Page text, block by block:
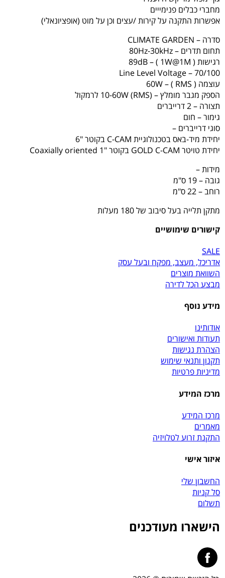
מחברי כבלים פנימייים
אפשרות התקנה על קירות /עצים וכן על מוט (אופציונאלי)
סדרה – CLIMATE GARDEN
תחום תדרים – 80Hz-30kHz
רגישות ( 89dB – ( 1W@1M
Line Level Voltage – 70/100
עוצמה ( 60W – ( RMS
הספק מגבר מומלץ – (10-60W (RMS לרמקול
תצורה – 2 דרייברים
גימור – חום
סוגי דרייברים –
יחידת מיד-באס בטכנולוגיית C-CAM בקוטר "6
יחידת טויטר GOLD C-CAM בקוטר "1 Coaxially oriented
מידות –
גובה – 19 ס"מ
רוחב – 22 ס"מ
מתקן תלייה בעל סיבוב של 180 מעלות
קישורים שימושיים
SALE
אדריכל, מעצב, מפקח ובעל עסק
השוואת מוצרים
מבצע הכל לדירה
מידע נוסף
אודותינו
תעודות ואישורים
הצהרת נגישות
תקנון ותנאי שימוש
מדיניות פרטיות
מרכז המידע
מרכז המידע
מאמרים
התקנת זרוע לטלויזיה
איזור אישי
החשבון שלי
סל קניות
תשלום
הישארו מעודכנים